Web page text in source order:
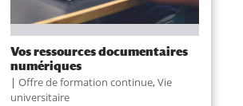
Vos ressources documentaires
numériques
|Offre de formation continue,Vie
universitaire